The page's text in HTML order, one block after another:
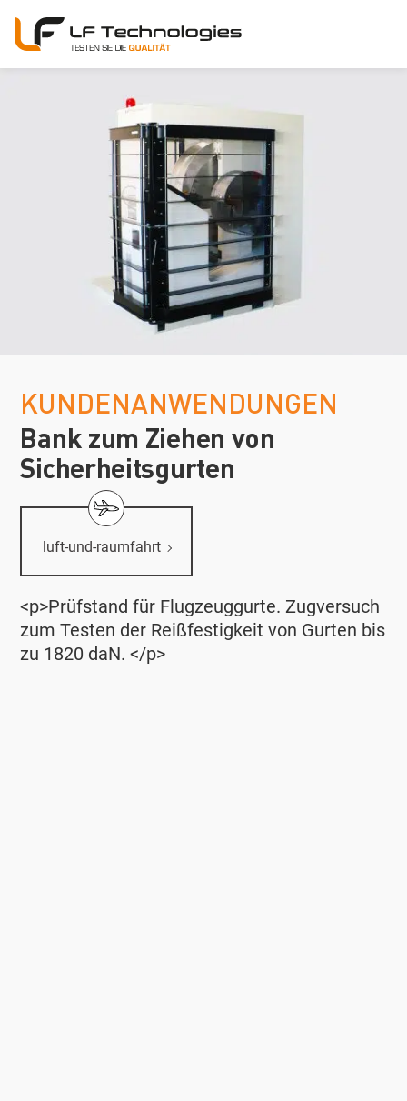
KUNDENANWENDUNGEN
Bank zum Ziehen von
Sicherheitsgurten
luft-und-raumfahrt
<p>Prüfstand für Flugzeuggurte. Zugversuch
zum Testen der Reißfestigkeit von Gurten bis
zu 1820 daN. </p>